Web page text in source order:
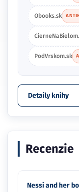
Obooks.sk
PodVrskom.sk
Detaily knihy
Recenzie
Nessi and her